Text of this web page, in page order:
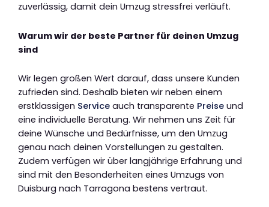
zuverlässig, damit dein Umzug stressfrei verläuft.
Warum wir der beste Partner für deinen Umzug
sind
Wir legen großen Wert darauf, dass unsere Kunden
zufrieden sind. Deshalb bieten wir neben einem
erstklassigen Service auch transparente Preise und
eine individuelle Beratung. Wir nehmen uns Zeit für
deine Wünsche und Bedürfnisse, um den Umzug
genau nach deinen Vorstellungen zu gestalten.
Zudem verfügen wir über langjährige Erfahrung und
sind mit den Besonderheiten eines Umzugs von
Duisburg nach Tarragona bestens vertraut.